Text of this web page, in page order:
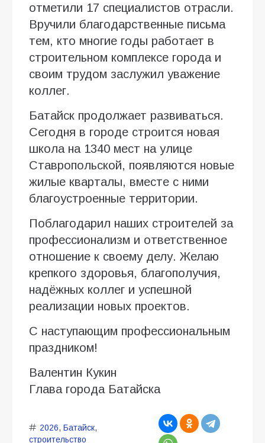
отметили 17 специалистов отрасли.
Вручили благодарственные письма
тем, кто многие годы работает в
строительном комплексе города и
своим трудом заслужил уважение
коллег.
Батайск продолжает развиваться.
Сегодня в городе строится новая
школа на 1340 мест на улице
Ставропольской, появляются новые
жилые кварталы, вместе с ними
благоустроенные территории.
Поблагодарил наших строителей за
профессионализм и ответственное
отношение к своему делу. Желаю
крепкого здоровья, благополучия,
надёжных коллег и успешной
реализации новых проектов.
С наступающим профессиональным
праздником!
Валентин Кукин
Глава города Батайска
2026, Батайск,
строительство